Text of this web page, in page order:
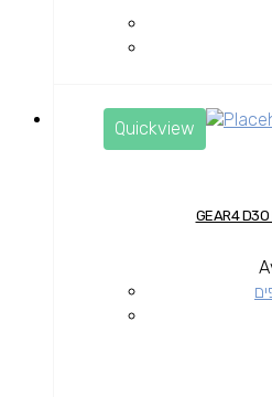
Quickview